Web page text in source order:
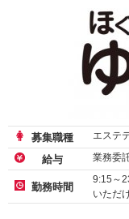
募集職種 エステ
給与 業務委
勤務時間
9:15～
いただ